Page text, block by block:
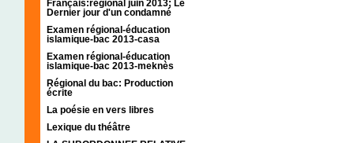
Français:régional juin 2013; Le
Dernier jour d'un condamné
Examen régional-éducation
islamique-bac 2013-casa
Examen régional-éducation
islamique-bac 2013-meknès
Régional du bac: Production
écrite
La poésie en vers libres
Lexique du théâtre